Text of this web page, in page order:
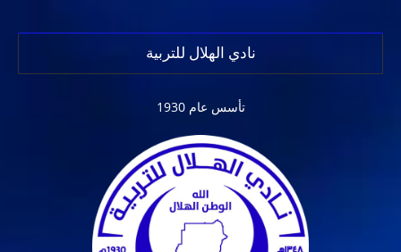
نادي الهلال للتربية
تأسس عام 1930